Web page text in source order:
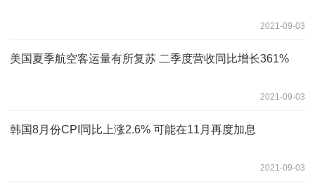
2021-09-03
美国夏季航空客运量有所复苏 二季度营收同比增长361%
2021-09-03
韩国8月份CPI同比上涨2.6% 可能在11月再度加息
2021-09-03